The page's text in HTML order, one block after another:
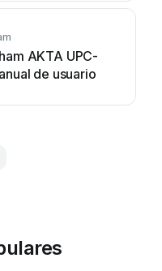
AKTA UPC-
de usuario